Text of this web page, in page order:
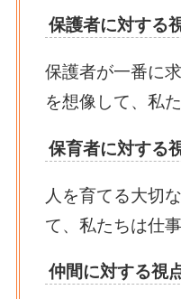
保護者に対する
保護者が一番に
を想像して、私
保育者に対する
人を育てる大切
て、私たちは仕
仲間に対する視